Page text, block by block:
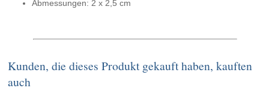
Abmessungen: 2 x 2,5 cm
Kunden, die dieses Produkt gekauft haben, kauften
auch